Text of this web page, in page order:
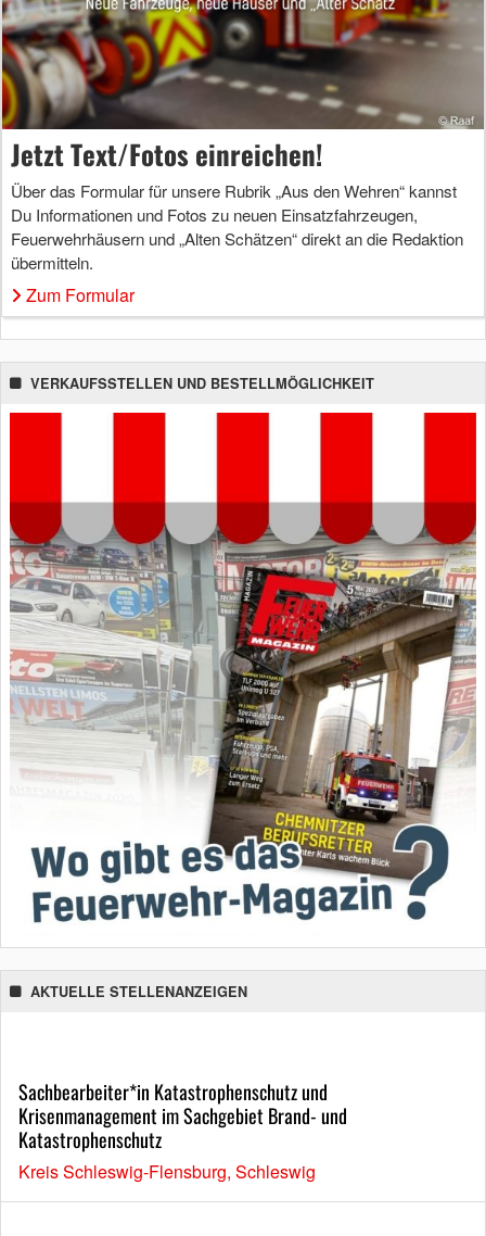
Jetzt Text/Fotos einreichen!
Über das Formular für unsere Rubrik „Aus den Wehren“ kannst
Du Informationen und Fotos zu neuen Einsatzfahrzeugen,
Feuerwehrhäusern und „Alten Schätzen“ direkt an die Redaktion
übermitteln.
Zum Formular
VERKAUFSSTELLEN UND BESTELLMÖGLICHKEIT
AKTUELLE STELLENANZEIGEN
Sachbearbeiter*in Katastrophenschutz und
Krisenmanagement im Sachgebiet Brand- und
Katastrophenschutz
Kreis Schleswig-Flensburg, Schleswig